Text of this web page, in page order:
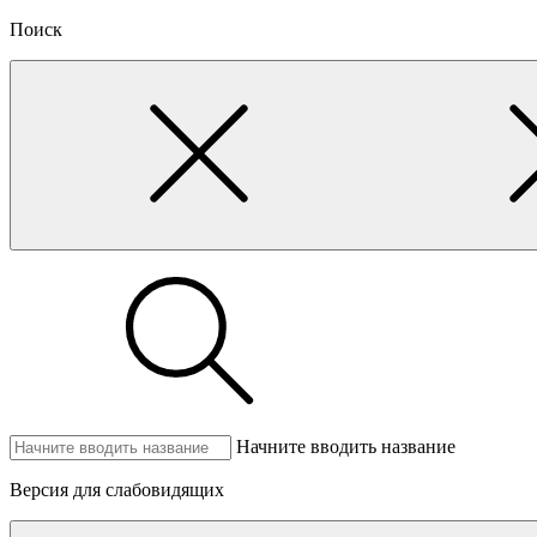
Поиск
Начните вводить название
Версия для слабовидящих